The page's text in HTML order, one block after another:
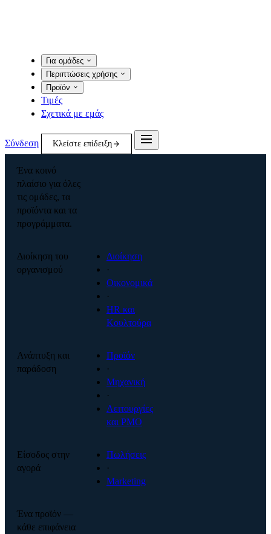
Για ομάδες
Περιπτώσεις χρήσης
Προϊόν
Τιμές
Σχετικά με εμάς
Σύνδεση Κλείστε επίδειξη
Ένα κοινό
πλαίσιο για όλες
τις ομάδες, τα
προϊόντα και τα
προγράμματα.
Διοίκηση του
οργανισμού
Διοίκηση
·
Οικονομικά
·
HR και
Κουλτούρα
Ανάπτυξη και
παράδοση
Προϊόν
·
Μηχανική
·
Λειτουργίες
και PMO
Είσοδος στην
αγορά
Πωλήσεις
·
Marketing
Ένα προϊόν —
κάθε επιφάνεια